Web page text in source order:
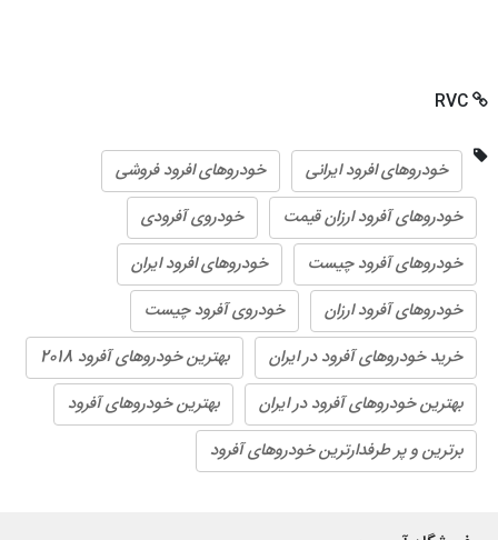
خودروهای افرود ایرانی
خودروهای افرود فروشی
خودروهای آفرود ارزان قیمت
خودروی آفرودی
خودروهای آفرود چیست
خودروهای افرود ایران
خودروهای آفرود ارزان
خودروی آفرود چیست
خرید خودروهای آفرود در ایران
بهترین خودروهای آفرود 2018
بهترین خودروهای آفرود در ایران
بهترین خودروهای آفرود
برترین و پر طرفدارترین خودروهای آفرود